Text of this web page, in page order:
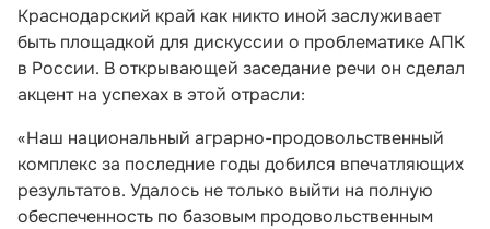
Краснодарский край как никто иной заслуживает
быть площадкой для дискуссии о проблематике АПК
в России. В открывающей заседание речи он сделал
акцент на успехах в этой отрасли:
«Наш национальный аграрно-продовольственный
комплекс за последние годы добился впечатляющих
результатов. Удалось не только выйти на полную
обеспеченность по базовым продовольственным